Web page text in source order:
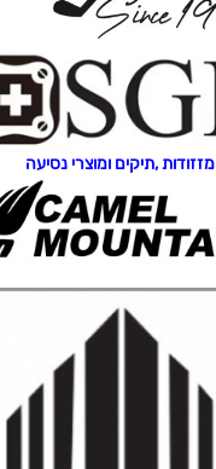
מזזודות ,תיקים ומוצרי נסיעה